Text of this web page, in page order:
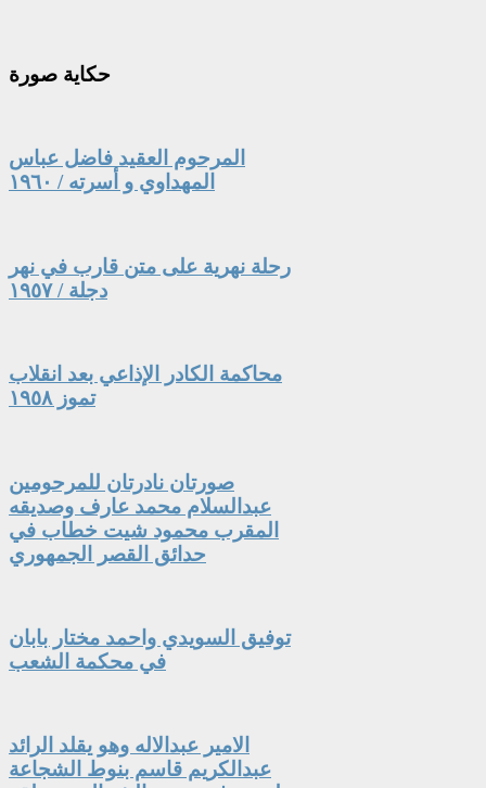
حكاية صورة
المرحوم العقيد فاضل عباس
المهداوي و أسرته / ١٩٦٠
رحلة نهرية على متن قارب في نهر
دجلة / ١٩٥٧
محاكمة الكادر الإذاعي بعد انقلاب
تموز ١٩٥٨
صورتان نادرتان للمرحومين
عبدالسلام محمد عارف وصديقه
المقرب محمود شيت خطاب في
حدائق القصر الجمهوري
توفيق السويدي واحمد مختار بابان
في محكمة الشعب
الامير عبدالاله وهو يقلد الرائد
عبدالكريم قاسم بنوط الشجاعة